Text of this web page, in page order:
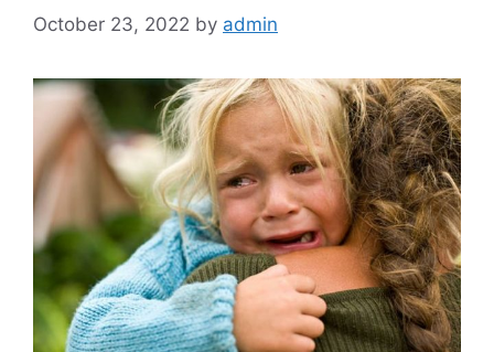
October 23, 2022 by admin